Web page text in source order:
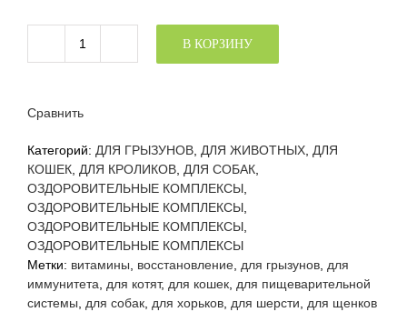
Количество
для
домашних
животных,
100
г
В КОРЗИНУ
Сравнить
Категорий: ДЛЯ ГРЫЗУНОВ, ДЛЯ ЖИВОТНЫХ, ДЛЯ
КОШЕК, ДЛЯ КРОЛИКОВ, ДЛЯ СОБАК,
ОЗДОРОВИТЕЛЬНЫЕ КОМПЛЕКСЫ,
ОЗДОРОВИТЕЛЬНЫЕ КОМПЛЕКСЫ,
ОЗДОРОВИТЕЛЬНЫЕ КОМПЛЕКСЫ,
ОЗДОРОВИТЕЛЬНЫЕ КОМПЛЕКСЫ
Метки: витамины, восстановление, для грызунов, для
иммунитета, для котят, для кошек, для пищеварительной
системы, для собак, для хорьков, для шерсти, для щенков